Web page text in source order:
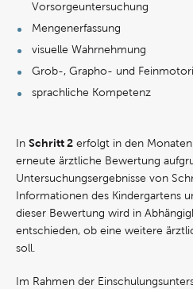
Vorsorgeuntersuchung
Mengenerfassung
visuelle Wahrnehmung
Grob-, Grapho- und
sprachliche Kompetenz
In Schritt 2 erfolgt in den
erneute ärztliche Bewertung
Untersuchungsergebnisse von
Informationen des Kindergartens
dieser Bewertung wird in
entschieden, ob eine weitere
soll.
Im Rahmen der